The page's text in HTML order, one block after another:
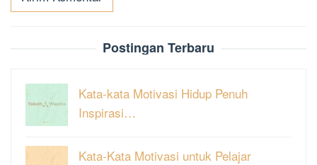
Postingan Terbaru
Kata-kata Motivasi Hidup Penuh
Inspirasi…
Kata-Kata Motivasi untuk Pelajar